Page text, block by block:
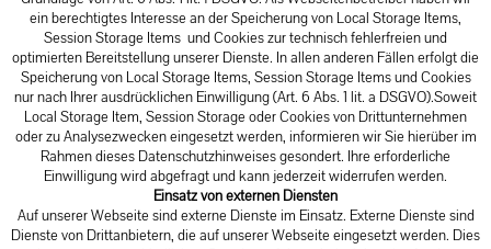
ein berechtigtes Interesse an der Speicherung von Local Storage Items,
Session Storage Items und Cookies zur technisch fehlerfreien und
optimierten Bereitstellung unserer Dienste. In allen anderen Fällen erfolgt die
Speicherung von Local Storage Items, Session Storage Items und Cookies
nur nach Ihrer ausdrücklichen Einwilligung (Art. 6 Abs. 1 lit. a DSGVO).Soweit
Local Storage Item, Session Storage oder Cookies von Drittunternehmen
oder zu Analysezwecken eingesetzt werden, informieren wir Sie hierüber im
Rahmen dieses Datenschutzhinweises gesondert. Ihre erforderliche
Einwilligung wird abgefragt und kann jederzeit widerrufen werden.
Einsatz von externen Diensten
Auf unserer Webseite sind externe Dienste im Einsatz. Externe Dienste sind
Dienste von Drittanbietern, die auf unserer Webseite eingesetzt werden. Dies